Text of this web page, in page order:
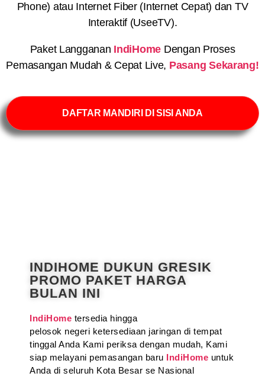
Phone) atau Internet Fiber (Internet Cepat) dan TV
Interaktif (UseeTV).
Paket Langganan IndiHome Dengan Proses
Pemasangan Mudah & Cepat Live, Pasang Sekarang!
DAFTAR MANDIRI DI SISI ANDA
INDIHOME DUKUN GRESIK
PROMO PAKET HARGA
BULAN INI
IndiHome tersedia hingga
pelosok negeri ketersediaan jaringan di tempat
tinggal Anda Kami periksa dengan mudah, Kami
siap melayani pemasangan baru IndiHome untuk
Anda di seluruh Kota Besar se Nasional